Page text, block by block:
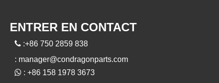
ENTRER EN CONTACT
 :+86 750 2859 838
: manager@condragonparts.com
 : +86 158 1978 3673